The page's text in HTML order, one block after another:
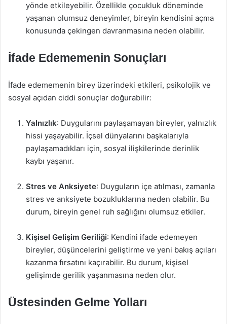
yönde etkileyebilir. Özellikle çocukluk döneminde
yaşanan olumsuz deneyimler, bireyin kendisini açma
konusunda çekingen davranmasına neden olabilir.
İfade Edememenin Sonuçları
İfade edememenin birey üzerindeki etkileri, psikolojik ve
sosyal açıdan ciddi sonuçlar doğurabilir:
Yalnızlık: Duygularını paylaşamayan bireyler, yalnızlık
hissi yaşayabilir. İçsel dünyalarını başkalarıyla
paylaşamadıkları için, sosyal ilişkilerinde derinlik
kaybı yaşanır.
Stres ve Anksiyete: Duyguların içe atılması, zamanla
stres ve anksiyete bozukluklarına neden olabilir. Bu
durum, bireyin genel ruh sağlığını olumsuz etkiler.
Kişisel Gelişim Geriliği: Kendini ifade edemeyen
bireyler, düşüncelerini geliştirme ve yeni bakış açıları
kazanma fırsatını kaçırabilir. Bu durum, kişisel
gelişimde gerilik yaşanmasına neden olur.
Üstesinden Gelme Yolları